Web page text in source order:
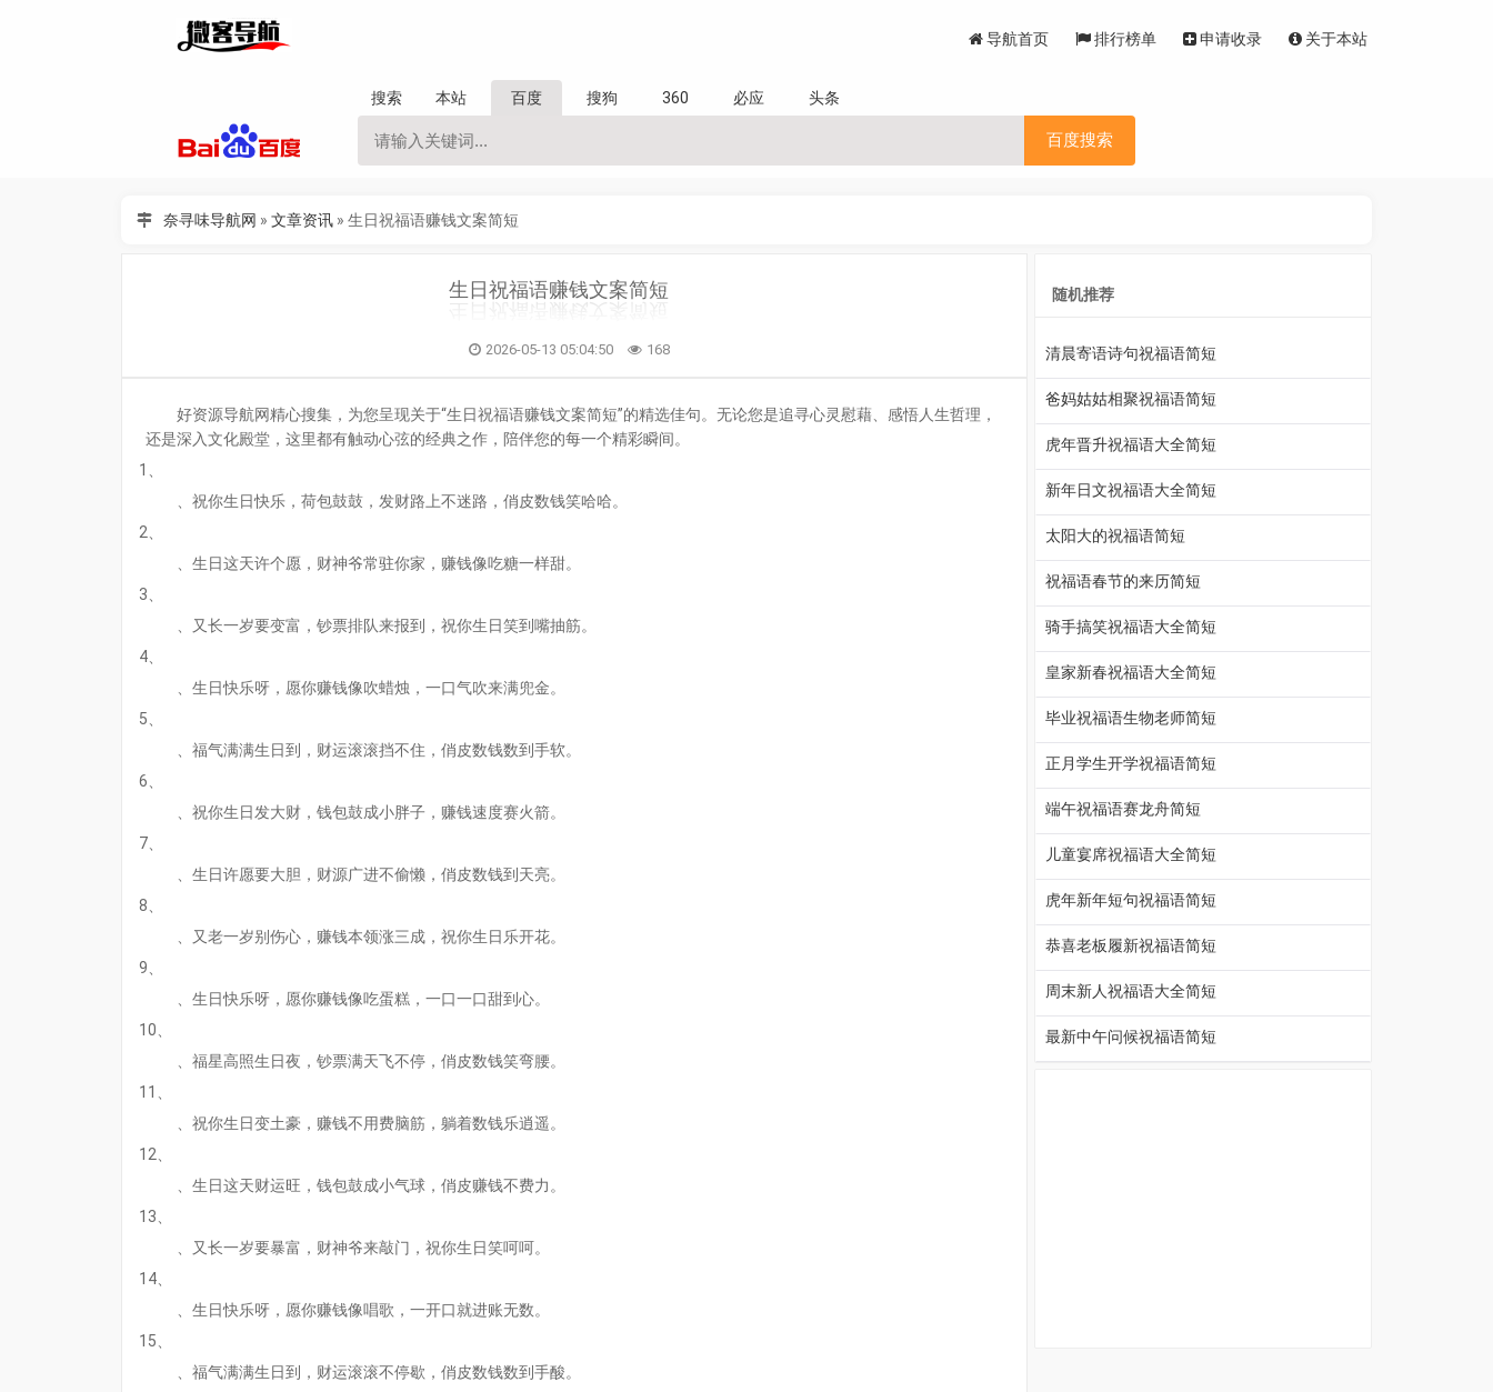
导航首页 排行榜单 申请收录 关于本站
搜索 本站 百度 搜狗 360 必应 头条
百度搜索
奈寻味导航网 » 文章资讯» 生日祝福语赚钱文案简短
生日祝福语赚钱文案简短
2026-05-13 05:04:50 168
好资源导航网精心搜集，为您呈现关于“生日祝福语赚钱文案简短”的精选佳句。无论您是追寻心灵慰藉、感悟人生哲理，
还是深入文化殿堂，这里都有触动心弦的经典之作，陪伴您的每一个精彩瞬间。
1、
、祝你生日快乐，荷包鼓鼓，发财路上不迷路，俏皮数钱笑哈哈。
2、
、生日这天许个愿，财神爷常驻你家，赚钱像吃糖一样甜。
3、
、又长一岁要变富，钞票排队来报到，祝你生日笑到嘴抽筋。
4、
、生日快乐呀，愿你赚钱像吹蜡烛，一口气吹来满兜金。
5、
、福气满满生日到，财运滚滚挡不住，俏皮数钱数到手软。
6、
、祝你生日发大财，钱包鼓成小胖子，赚钱速度赛火箭。
7、
、生日许愿要大胆，财源广进不偷懒，俏皮数钱到天亮。
8、
、又老一岁别伤心，赚钱本领涨三成，祝你生日乐开花。
9、
、生日快乐呀，愿你赚钱像吃蛋糕，一口一口甜到心。
10、
、福星高照生日夜，钞票满天飞不停，俏皮数钱笑弯腰。
11、
、祝你生日变土豪，赚钱不用费脑筋，躺着数钱乐逍遥。
12、
、生日这天财运旺，钱包鼓成小气球，俏皮赚钱不费力。
13、
、又长一岁要暴富，财神爷来敲门，祝你生日笑呵呵。
14、
、生日快乐呀，愿你赚钱像唱歌，一开口就进账无数。
15、
、福气满满生日到，财运滚滚不停歇，俏皮数钱数到手酸。
随机推荐
清晨寄语诗句祝福语简短
爸妈姑姑相聚祝福语简短
虎年晋升祝福语大全简短
新年日文祝福语大全简短
太阳大的祝福语简短
祝福语春节的来历简短
骑手搞笑祝福语大全简短
皇家新春祝福语大全简短
毕业祝福语生物老师简短
正月学生开学祝福语简短
端午祝福语赛龙舟简短
儿童宴席祝福语大全简短
虎年新年短句祝福语简短
恭喜老板履新祝福语简短
周末新人祝福语大全简短
最新中午问候祝福语简短